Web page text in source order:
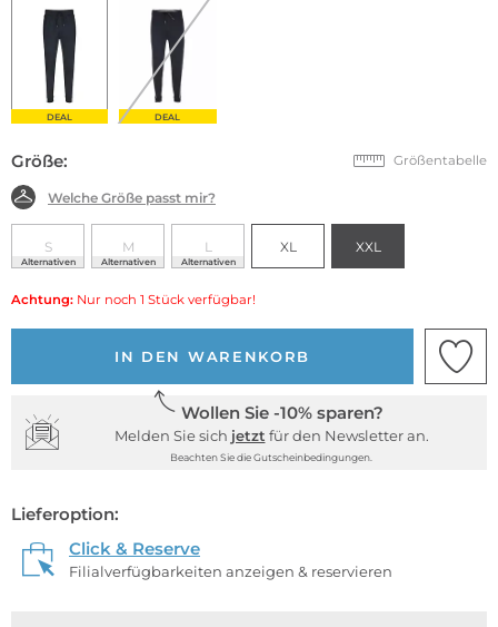
DEAL DEAL
Größe: Größentabelle
Welche Größe passt mir?
S
Alternativen
M
Alternativen
L
Alternativen
XL XXL
Achtung: Nur noch 1 Stück verfügbar!
IN DEN WARENKORB
Wollen Sie -10% sparen?
Melden Sie sich jetzt für den Newsletter an.
Beachten Sie die Gutscheinbedingungen.
Lieferoption:
Click & Reserve
Filialverfügbarkeiten anzeigen & reservieren